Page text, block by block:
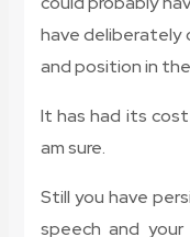
have deliberately
and position in
It has had its
am sure.
Still you have
speech and